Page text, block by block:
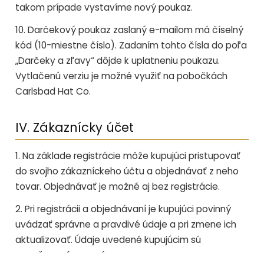
takom prípade vystavíme nový poukaz.
10. Darčekový poukaz zaslaný e-mailom má číselný
kód (10-miestne číslo). Zadaním tohto čísla do poľa
„Darčeky a zľavy“ dôjde k uplatneniu poukazu.
Vytlačenú verziu je možné využiť na pobočkách
Carlsbad Hat Co.
IV. Zákaznícky účet
1. Na základe registrácie môže kupujúci pristupovať
do svojho zákazníckeho účtu a objednávať z neho
tovar. Objednávať je možné aj bez registrácie.
2. Pri registrácii a objednávaní je kupujúci povinný
uvádzať správne a pravdivé údaje a pri zmene ich
aktualizovať. Údaje uvedené kupujúcim sú